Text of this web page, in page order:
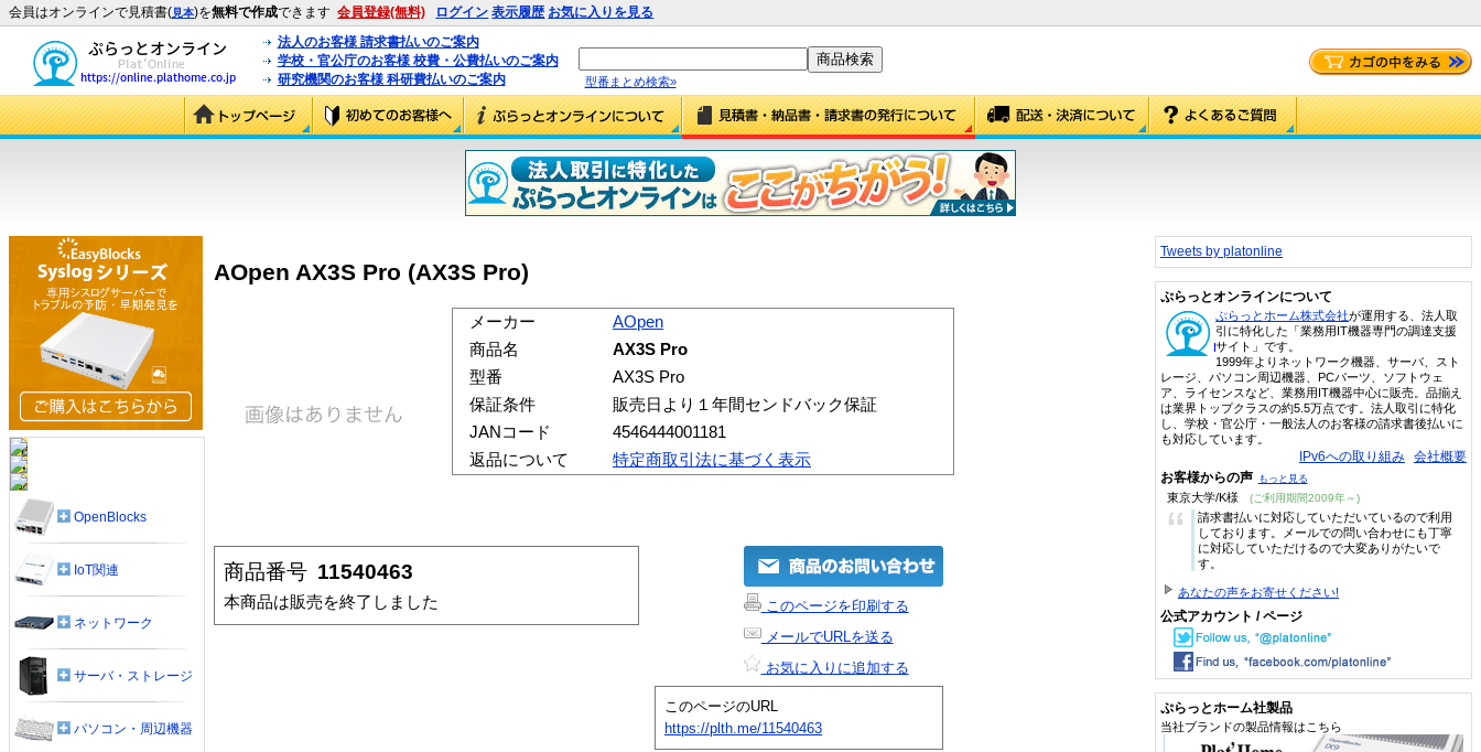
会員はオンラインで見積書(見本)を無料で作成できます 会員登録(無料) ログイン 表示履歴 お気に入りを見る
法人のお客様 請求書払いのご案内
学校・官公庁のお客様 校費・公費払いのご案内
研究機関のお客様 科研費払いのご案内
型番まとめ検索»
AOpen AX3S Pro (AX3S Pro)
メーカー
AOpen
商品名
AX3S Pro
型番
AX3S Pro
保証条件
販売日より１年間センドバック保証
JANコード
4546444001181
返品について
特定商取引法に基づく表示
商品番号 11540463
本商品は販売を終了しました
このページを印刷する
メールでURLを送る
お気に入りに追加する
このページのURL
https://plth.me/11540463
OpenBlocks
IoT関連
ネットワーク
サーバ・ストレージ
パソコン・周辺機器
Tweets by platonline
ぷらっとオンラインについて
ぷらっとホーム株式会社が運用する、法人取
引に特化した「業務用IT機器専門の調達支援
サイト」です。
1999年よりネットワーク機器、サーバ、スト
レージ、パソコン周辺機器、PCパーツ、ソフトウェ
ア、ライセンスなど、業務用IT機器中心に販売。品揃え
は業界トップクラスの約5.5万点です。法人取引に特化
し、学校・官公庁・一般法人のお客様の請求書後払いに
も対応しています。
IPv6への取り組み 会社概要
お客様からの声 もっと見る
東京大学/K様 (ご利用期間2009年～)
“
請求書払いに対応していただいているので利用
しております。メールでの問い合わせにも丁寧
に対応していただけるので大変ありがたいで
す。
あなたの声をお寄せください!
公式アカウント / ページ
ぷらっとホーム社製品
当社ブランドの製品情報はこちら